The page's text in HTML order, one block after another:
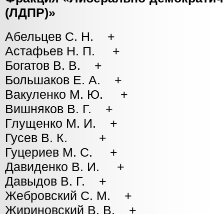
(ЛДПР)»
Абельцев С. Н. +
Астафьев Н. П. +
Богатов В. В. +
Большаков Е. А. +
Вакуленко М. Ю. +
Вишняков В. Г. +
Глущенко М. И. +
Гусев В. К. +
Гуцериев М. С. +
Давиденко В. И. +
Давыдов В. Г. +
Жебровский С. М. +
Жириновский В. В. +